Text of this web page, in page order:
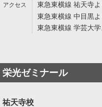
東急東横線 祐天寺
東急東横線 中目黒
東急東横線 学芸大
栄光ゼミナール
祐天寺校